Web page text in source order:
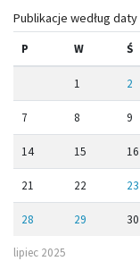
Publikacje według daty
lipiec 2025
P W Ś
1 2
7 8 9
14 15 16
21 22 23
28 29 30